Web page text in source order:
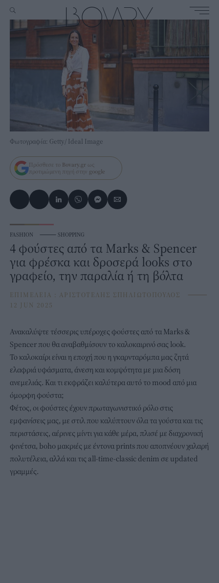
Φωτογραφία: Getty/ Ideal Image
Πρόσθεσε το Bovary.gr ως
προτιμώμενη πηγή στην google
FASHION ⸻ SHOPPING
4 φούστες από τα Marks & Spencer
για φρέσκα και δροσερά looks στο
γραφείο, την παραλία ή τη βόλτα
ΕΠΙΜΕΛΕΙΑ : ΑΡΙΣΤΟΤΕΛΗΣ ΣΠΗΛΙΩΤΟΠΟΥΛΟΣ
⸻
12 JUN 2025
Ανακαλύψτε τέσσερις υπέροχες φούστες από τα Marks &
Spencer που θα αναβαθμίσουν το καλοκαιρινό σας look.
Το καλοκαίρι είναι η εποχή που η γκαρνταρόμπα μας ζητά
ελαφριά υφάσματα, άνεση και κομψότητα με μια δόση
ανεμελιάς. Και τι εκφράζει καλύτερα αυτό το mood από μια
όμορφη φούστα;
Φέτος, οι φούστες έχουν πρωταγωνιστικό ρόλο στις
εμφανίσεις μας, με στιλ που καλύπτουν όλα τα γούστα και τις
περιστάσεις, αέρινες μίντι για κάθε μέρα, πλισέ με διαχρονική
φινέτσα, boho μακριές με έντονα prints που αποπνέουν χαλαρή
πολυτέλεια, αλλά και τις all-time-classic denim σε updated
γραμμές.